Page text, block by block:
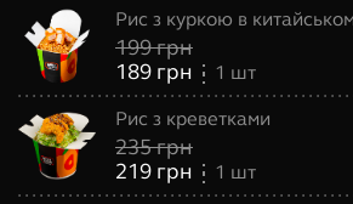
Рис з куркою в
199грн
189 грн 1 шт
Рис з креветками
235грн
219 грн 1 шт